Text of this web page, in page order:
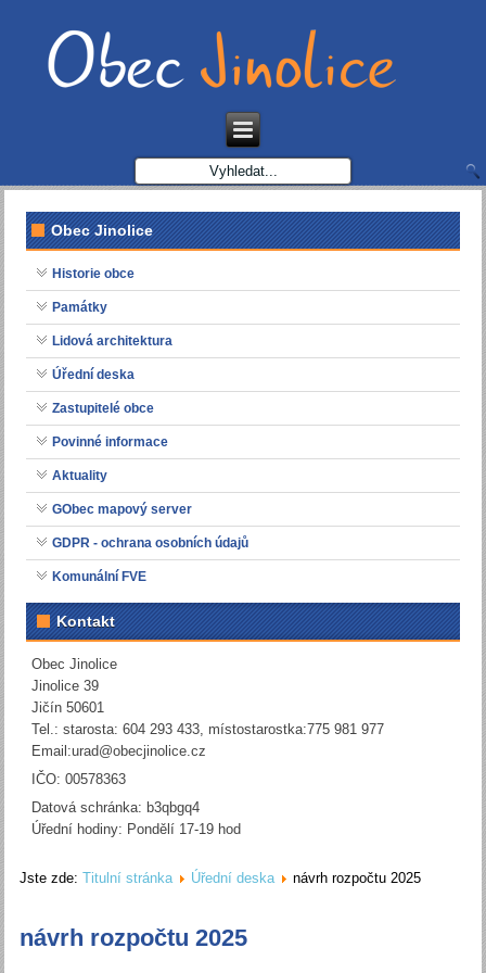
Obec Jinolice
Historie obce
Památky
Lidová architektura
Úřední deska
Zastupitelé obce
Povinné informace
Aktuality
GObec mapový server
GDPR - ochrana osobních údajů
Komunální FVE
Kontakt
Obec Jinolice
Jinolice 39
Jičín 50601
Tel.: starosta: 604 293 433, místostarostka:775 981 977
Email:urad@obecjinolice.cz
IČO: 00578363
Datová schránka: b3qbgq4
Úřední hodiny: Pondělí 17-19 hod
Jste zde:Titulní stránka Úřední deska návrh rozpočtu 2025
návrh rozpočtu 2025